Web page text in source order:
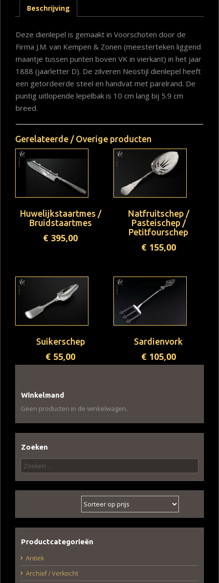
Beschrijving
Deze dienlepel is gemaakt in Voorschoten door de
Firma J.M. van Kempen & Zonen (meesterteken liggend
maantje tussen punten boven VK in vierkant) in het jaar
1888 (jaarletter D). De zilveren Neostijl dienlepel heeft
een getordeerde steel en handvat met parelrand. De
puntig uitlopende lepelbak is 10 cm lang bij 5.9 cm
breed.
Gerelateerde / Overige producten
Huwelijkstaartmes /
Bruidstaartmes
€ 395,00
Natfruitschep /
Pasteischep /
Petitfourschep
€155,00
Suikerschep
€ 55,00
Sardienvork
€105,00
Winkelmand
Geen producten in de winkelwagen.
Zoeken
Zoeken
naar:
Productcategorieën
Antiek
Archief / Verkocht